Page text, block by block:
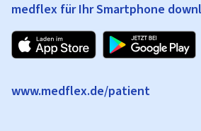
medflex für Ihr Smartphone
www.medflex.de/patient